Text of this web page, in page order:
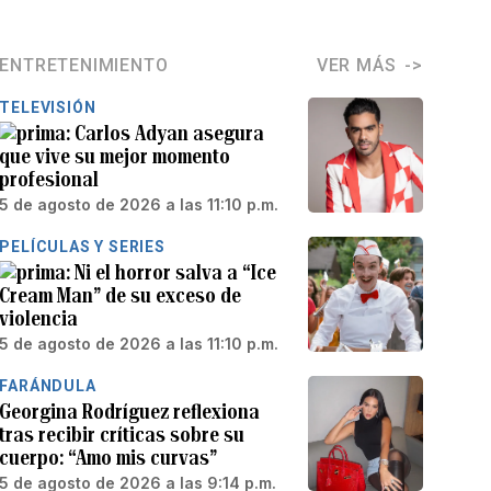
ENTRETENIMIENTO VER MÁS
TELEVISIÓN
Carlos Adyan asegura
que vive su mejor momento
profesional
5 de agosto de 2026 a las 11:10 p.m.
PELÍCULAS Y SERIES
Ni el horror salva a “Ice
Cream Man” de su exceso de
violencia
5 de agosto de 2026 a las 11:10 p.m.
FARÁNDULA
Georgina Rodríguez reflexiona
tras recibir críticas sobre su
cuerpo: “Amo mis curvas”
5 de agosto de 2026 a las 9:14 p.m.